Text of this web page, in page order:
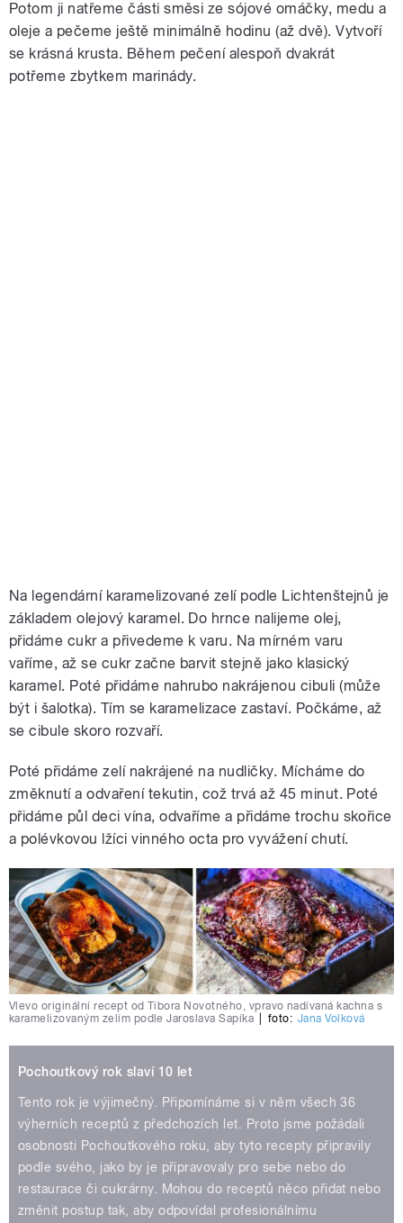
Potom ji natřeme části směsi ze sójové omáčky, medu a
oleje a pečeme ještě minimálně hodinu (až dvě). Vytvoří
se krásná krusta. Během pečení alespoň dvakrát
potřeme zbytkem marinády.
Na legendární karamelizované zelí podle Lichtenštejnů je
základem olejový karamel. Do hrnce nalijeme olej,
přidáme cukr a přivedeme k varu. Na mírném varu
vaříme, až se cukr začne barvit stejně jako klasický
karamel. Poté přidáme nahrubo nakrájenou cibuli (může
být i šalotka). Tím se karamelizace zastaví. Počkáme, až
se cibule skoro rozvaří.
Poté přidáme zelí nakrájené na nudličky. Mícháme do
změknutí a odvaření tekutin, což trvá až 45 minut. Poté
přidáme půl deci vína, odvaříme a přidáme trochu skořice
a polévkovou lžíci vinného octa pro vyvážení chutí.
Vlevo originální recept od Tibora Novotného, vpravo nadívaná kachna s
karamelizovaným zelím podle Jaroslava Sapíka
foto: Jana Volková
Pochoutkový rok slaví 10 let
Tento rok je výjimečný. Připomínáme si v něm všech 36
výherních receptů z předchozích let. Proto jsme požádali
osobnosti Pochoutkového roku, aby tyto recepty připravily
podle svého, jako by je připravovaly pro sebe nebo do
restaurace či cukrárny. Mohou do receptů něco přidat nebo
změnit postup tak, aby odpovídal profesionálnímu